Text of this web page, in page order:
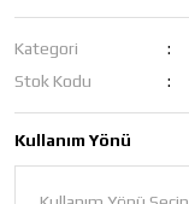
Kategori
Stok Kodu
Kullanım Yönü